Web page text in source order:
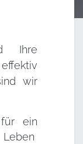
Ihre
wir
ein